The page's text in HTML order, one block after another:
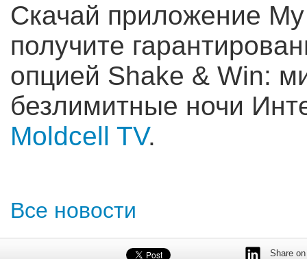
Скачай приложение
получите
опцией Shake & Win:
безлимитные ночи
Moldcell TV.
Все новости
Share